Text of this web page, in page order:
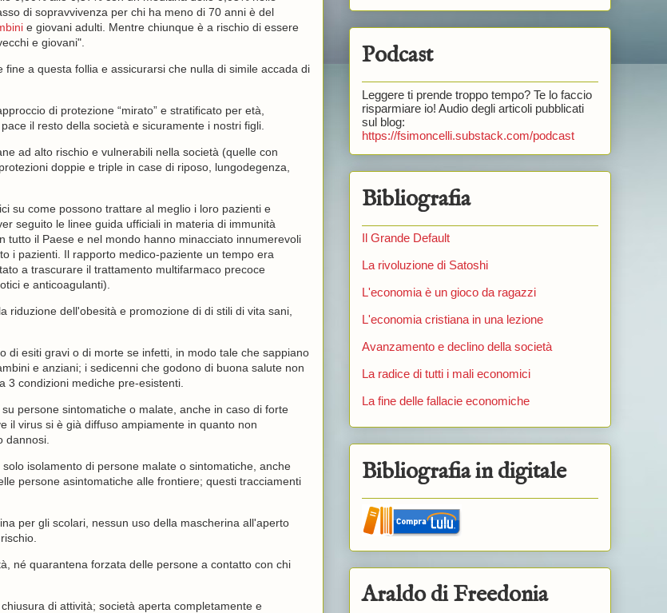
di sopravvivenza per chi ha meno di 70 anni è del
e giovani adulti. Mentre chiunque è a rischio di essere
e giovani".
a questa follia e assicurarsi che nulla di simile accada di
di protezione “mirato” e stratificato per età,
il resto della società e sicuramente i nostri figli.
ad alto rischio e vulnerabili nella società (quelle con
doppie e triple in case di riposo, lungodegenza,
su come possono trattare al meglio i loro pazienti e
seguito le linee guida ufficiali in materia di immunità
tutto il Paese e nel mondo hanno minacciato innumerevoli
i pazienti. Il rapporto medico-paziente un tempo era
a trascurare il trattamento multifarmaco precoce
e anticoagulanti).
riduzione dell'obesità e promozione di di stili di vita sani,
di esiti gravi o di morte se infetti, in modo tale che sappiano
e anziani; i sedicenni che godono di buona salute non
3 condizioni mediche pre-esistenti.
persone sintomatiche o malate, anche in caso di forte
il virus si è già diffuso ampiamente in quanto non
dannosi.
isolamento di persone malate o sintomatiche, anche
persone asintomatiche alle frontiere; questi tracciamenti
per gli scolari, nessun uso della mascherina all'aperto
né quarantena forzata delle persone a contatto con chi
di attività; società aperta completamente e
Podcast
Leggere ti prende troppo tempo? Te lo faccio
risparmiare io! Audio degli articoli pubblicati
sul blog:
https://fsimoncelli.substack.com/podcast
Bibliografia
Il Grande Default
La rivoluzione di Satoshi
L'economia è un gioco da ragazzi
L'economia cristiana in una lezione
Avanzamento e declino della società
La radice di tutti i mali economici
La fine delle fallacie economiche
Bibliografia in digitale
Araldo di Freedonia